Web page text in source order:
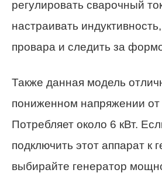
регулировать сварочный
настраивать
провара и следить за
Также данная модель
пониженном напряжении
Потребляет около 6 кВт.
подключить этот аппарат к
выбирайте генератор